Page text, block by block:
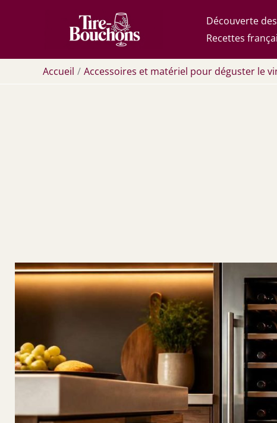
Découverte
Recettes
Accueil Accessoires et matériel pour déguster le